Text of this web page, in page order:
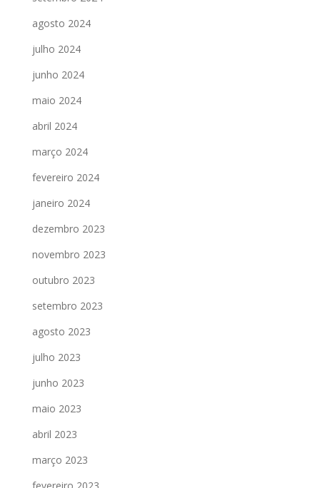
agosto 2024
julho 2024
junho 2024
maio 2024
abril 2024
março 2024
fevereiro 2024
janeiro 2024
dezembro 2023
novembro 2023
outubro 2023
setembro 2023
agosto 2023
julho 2023
junho 2023
maio 2023
abril 2023
março 2023
fevereiro 2023